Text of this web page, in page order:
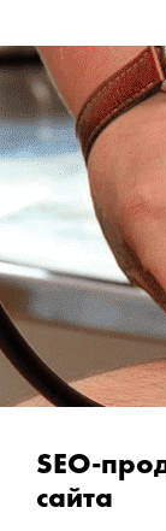
SEO-
сайта